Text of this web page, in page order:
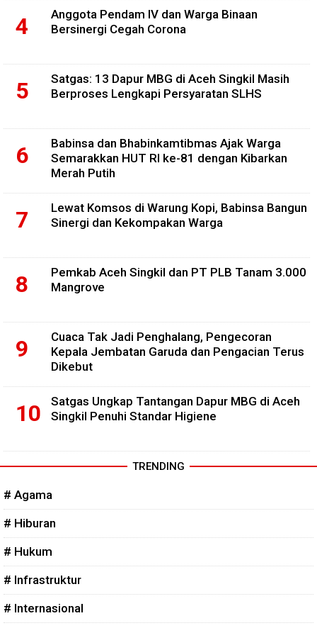
Anggota Pendam IV dan Warga Binaan
Bersinergi Cegah Corona
Satgas: 13 Dapur MBG di Aceh Singkil Masih
Berproses Lengkapi Persyaratan SLHS
Babinsa dan Bhabinkamtibmas Ajak Warga
Semarakkan HUT RI ke-81 dengan Kibarkan
Merah Putih
Lewat Komsos di Warung Kopi, Babinsa Bangun
Sinergi dan Kekompakan Warga
Pemkab Aceh Singkil dan PT PLB Tanam 3.000
Mangrove
Cuaca Tak Jadi Penghalang, Pengecoran
Kepala Jembatan Garuda dan Pengacian Terus
Dikebut
Satgas Ungkap Tantangan Dapur MBG di Aceh
Singkil Penuhi Standar Higiene
TRENDING
# Agama
# Hiburan
# Hukum
# Infrastruktur
# Internasional